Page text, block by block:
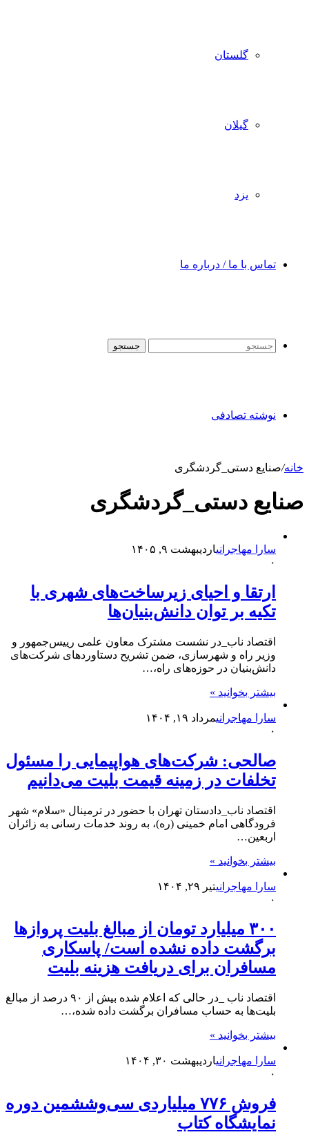
گلستان
گیلان
یزد
تماس با ما / درباره ما
جستجو
نوشته تصادفی
خانه/صنایع دستی_گردشگری
صنایع دستی_گردشگری
سارا مهاجرانیاردیبهشت ۹, ۱۴۰۵
۰
ارتقا و احیای زیرساخت‌های شهری با
تکیه بر توان دانش‌بنیان‌ها
اقتصاد ناب_در نشست مشترک معاون علمی رییس‌جمهور و
وزیر راه و شهرسازی، ضمن تشریح دستاوردهای شرکت‌های
دانش‌بنیان در حوزه‌های راه،…
بیشتر بخوانید »
سارا مهاجرانیمرداد ۱۹, ۱۴۰۴
۰
صالحی: شرکت‌های هواپیمایی را مسئول
تخلفات در زمینه قیمت بلیت می‌دانیم
اقتصاد ناب_دادستان تهران با حضور در ترمینال «سلام» شهر
فرودگاهی امام خمینی (ره)، به روند خدمات رسانی به زائران
اربعین…
بیشتر بخوانید »
سارا مهاجرانیتیر ۲۹, ۱۴۰۴
۰
۳۰۰ میلیارد تومان از مبالغ بلیت پرواز‌ها
برگشت داده نشده است/ پاسکاری
مسافران برای دریافت هزینه بلیت
اقتصاد ناب _در حالی که اعلام شده بیش از ۹۰ درصد از مبالغ
بلیت‌ها به حساب مسافران برگشت داده شده،…
بیشتر بخوانید »
سارا مهاجرانیاردیبهشت ۳۰, ۱۴۰۴
۰
فروش ۷۷۶ میلیاردی سی‌وششمین دوره
نمایشگاه کتاب